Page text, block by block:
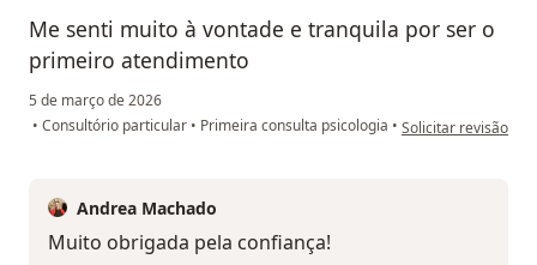
Me senti muito à vontade e tranquila por ser o
primeiro atendimento
5 de março de 2026
• Consultório particular • Primeira consulta psicologia • na opinião do
Solicitar revisão
Andrea Machado
Muito obrigada pela confiança!